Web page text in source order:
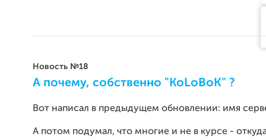
Новость №18
А почему, собственно "KoLoBoK" ?
Вот написал в предыдущем обновлении: имя
А потом подумал, что многие и не в курсе -